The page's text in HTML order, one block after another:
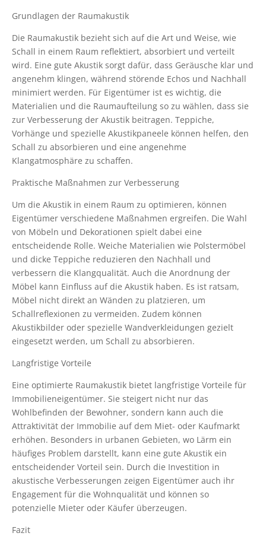
Grundlagen der Raumakustik
Die Raumakustik bezieht sich auf die Art und Weise, wie
Schall in einem Raum reflektiert, absorbiert und verteilt
wird. Eine gute Akustik sorgt dafür, dass Geräusche klar und
angenehm klingen, während störende Echos und Nachhall
minimiert werden. Für Eigentümer ist es wichtig, die
Materialien und die Raumaufteilung so zu wählen, dass sie
zur Verbesserung der Akustik beitragen. Teppiche,
Vorhänge und spezielle Akustikpaneele können helfen, den
Schall zu absorbieren und eine angenehme
Klangatmosphäre zu schaffen.
Praktische Maßnahmen zur Verbesserung
Um die Akustik in einem Raum zu optimieren, können
Eigentümer verschiedene Maßnahmen ergreifen. Die Wahl
von Möbeln und Dekorationen spielt dabei eine
entscheidende Rolle. Weiche Materialien wie Polstermöbel
und dicke Teppiche reduzieren den Nachhall und
verbessern die Klangqualität. Auch die Anordnung der
Möbel kann Einfluss auf die Akustik haben. Es ist ratsam,
Möbel nicht direkt an Wänden zu platzieren, um
Schallreflexionen zu vermeiden. Zudem können
Akustikbilder oder spezielle Wandverkleidungen gezielt
eingesetzt werden, um Schall zu absorbieren.
Langfristige Vorteile
Eine optimierte Raumakustik bietet langfristige Vorteile für
Immobilieneigentümer. Sie steigert nicht nur das
Wohlbefinden der Bewohner, sondern kann auch die
Attraktivität der Immobilie auf dem Miet- oder Kaufmarkt
erhöhen. Besonders in urbanen Gebieten, wo Lärm ein
häufiges Problem darstellt, kann eine gute Akustik ein
entscheidender Vorteil sein. Durch die Investition in
akustische Verbesserungen zeigen Eigentümer auch ihr
Engagement für die Wohnqualität und können so
potenzielle Mieter oder Käufer überzeugen.
Fazit